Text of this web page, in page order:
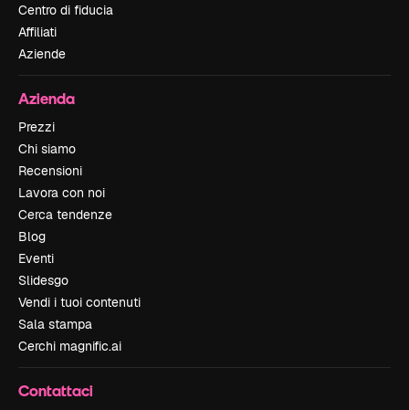
Centro di fiducia
Affiliati
Aziende
Azienda
Prezzi
Chi siamo
Recensioni
Lavora con noi
Cerca tendenze
Blog
Eventi
Slidesgo
Vendi i tuoi contenuti
Sala stampa
Cerchi magnific.ai
Contattaci